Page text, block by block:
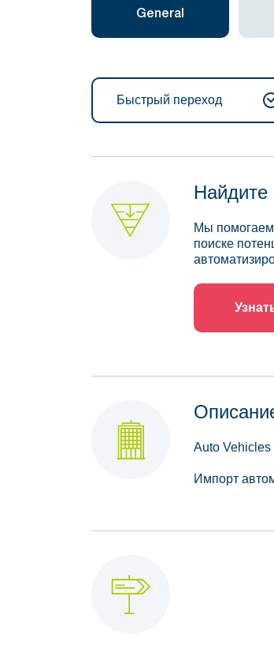
General
Быстрый переход
Мы помогаем
поиске
Auto
Импорт